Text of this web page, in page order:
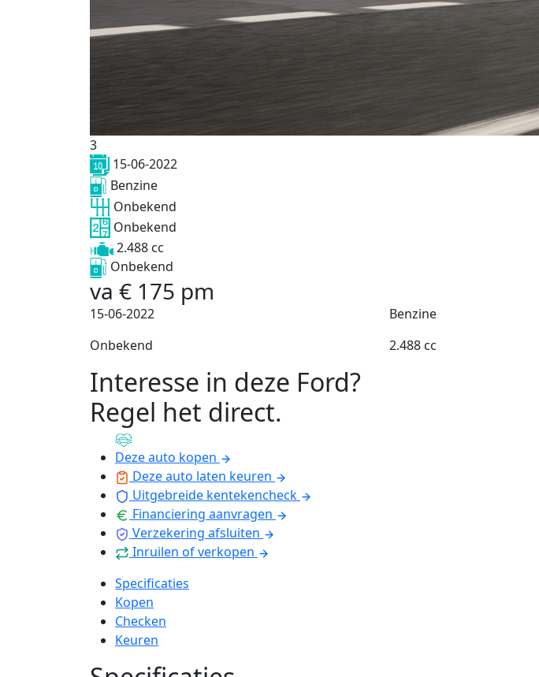
3
15-06-2022
Benzine
Onbekend
Onbekend
2.488 cc
Onbekend
va € 175 pm
15-06-2022 Benzine
Onbekend
2.488 cc
Interesse in deze Ford?
Regel het direct.
Deze auto kopen
Deze auto laten keuren
Uitgebreide kentekencheck
Financiering aanvragen
Verzekering afsluiten
Inruilen of verkopen
Specificaties
Kopen
Checken
Keuren